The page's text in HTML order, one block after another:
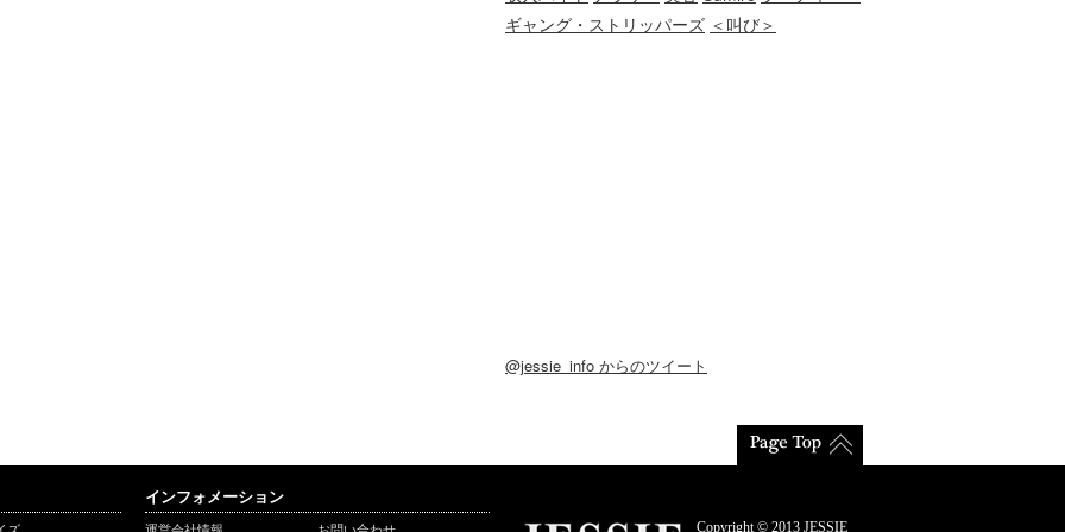
ギャング・ストリッパーズ ＜叫び＞
@jessie_info からのツイート
インフォメーション
Copyright © 2013 JESSIE